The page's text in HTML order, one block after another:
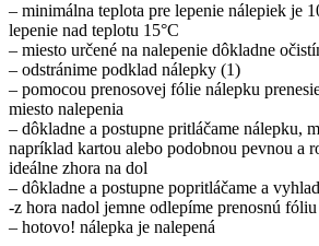
– minimálna teplota pre lepenie nálepiek je
lepenie nad teplotu 15°C
– miesto určené na nalepenie dôkladne
– odstránime podklad nálepky (1)
– pomocou prenosovej fólie nálepku
miesto nalepenia
– dôkladne a postupne pritláčame nálepku,
napríklad kartou alebo podobnou pevnou a
ideálne zhora na dol
– dôkladne a postupne popritláčame a
-z hora nadol jemne odlepíme prenosnú fóliu
– hotovo! nálepka je nalepená